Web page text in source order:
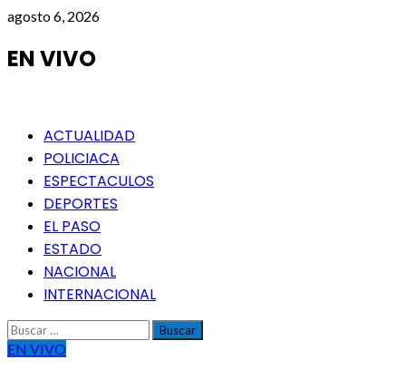
Saltar
contenido
agosto 6, 2026
EN VIVO
Menú
principal
ACTUALIDAD
POLICIACA
ESPECTACULOS
DEPORTES
EL PASO
ESTADO
NACIONAL
INTERNACIONAL
Buscar:
EN VIVO